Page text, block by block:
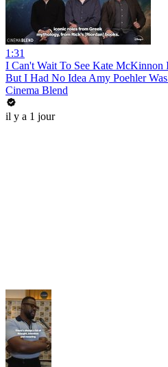
1:31
I Can't Wait To See Kate McKinnon
But I Had No Idea Amy Poehler
Cinema Blend
il y a 1 jour